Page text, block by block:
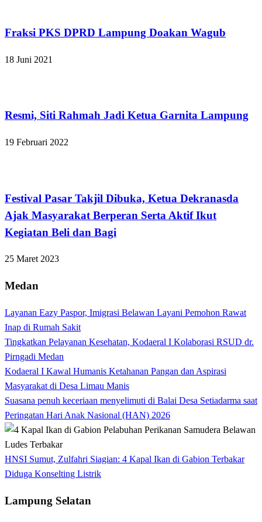
Fraksi PKS DPRD Lampung Doakan Wagub
18 Juni 2021
Resmi, Siti Rahmah Jadi Ketua Garnita Lampung
19 Februari 2022
Festival Pasar Takjil Dibuka, Ketua Dekranasda
Ajak Masyarakat Berperan Serta Aktif Ikut
Kegiatan Beli dan Bagi
25 Maret 2023
Medan
Layanan Eazy Paspor, Imigrasi Belawan Layani Pemohon Rawat
Inap di Rumah Sakit
Tingkatkan Pelayanan Kesehatan, Kodaeral I Kolaborasi RSUD dr.
Pirngadi Medan‎
Kodaeral I Kawal Humanis Ketahanan Pangan dan Aspirasi
Masyarakat di Desa Limau Manis
Suasana penuh keceriaan menyelimuti di Balai Desa Setiadarma saat
Peringatan Hari Anak Nasional (HAN) 2026
HNSI Sumut, Zulfahri Siagian: 4 Kapal Ikan di Gabion Terbakar
Diduga Konselting Listrik
Lampung Selatan